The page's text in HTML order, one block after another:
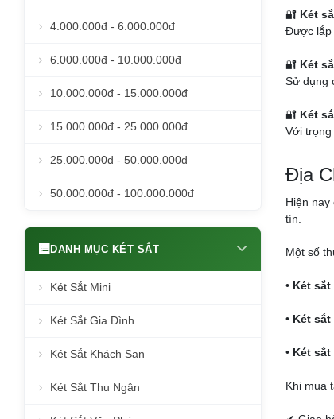
4.000.000đ - 6.000.000đ
6.000.000đ - 10.000.000đ
10.000.000đ - 15.000.000đ
15.000.000đ - 25.000.000đ
25.000.000đ - 50.000.000đ
50.000.000đ - 100.000.000đ
DANH MỤC KÉT SẮT
Két Sắt Mini
Két Sắt Gia Đình
Két Sắt Khách Sạn
Két Sắt Thu Ngân
🔐 Két
Được lắp
🔐 Két
Sử dụng
🔐 Két
Với
Địa
Hiện nay
tín.
Một số
• Két sắt
• Két
• Két
Khi mua